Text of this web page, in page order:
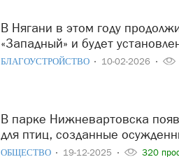
В Нягани в этом году продолжится благоустройство парка
«Западный» и будет
БЛАГОУСТРОЙСТВО 10-02-2026
В парке Нижневартовска появились уникальные кормушки
для птиц, созданные
ОБЩЕСТВО 19-12-2025 320